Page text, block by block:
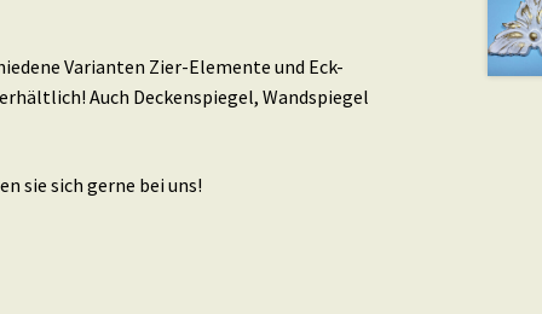
Varianten Zier-Elemente und Eck-
Auch Deckenspiegel, Wandspiegel
sie sich gerne bei uns!